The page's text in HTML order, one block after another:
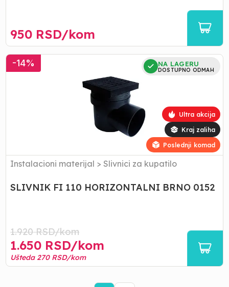
950 RSD/kom
SLIVNIK
FI
-14%
Ultra akcija
Kraj zaliha
Poslednji komad
NA LAGERU
DOSTUPNO ODMAH
Instalacioni materijal > Slivnici za kupatilo
SLIVNIK FI 110 HORIZONTALNI BRNO 0152
1.920RSD/kom
1.650 RSD/kom
Ušteda 270RSD/kom